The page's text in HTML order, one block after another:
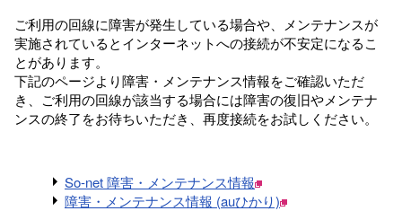
ご利用の回線に障害が発生している場合や、メンテナンスが
実施されているとインターネットへの接続が不安定になるこ
とがあります。
下記のページより障害・メンテナンス情報をご確認いただ
き、ご利用の回線が該当する場合には障害の復旧やメンテナ
ンスの終了をお待ちいただき、再度接続をお試しください。
So-net 障害・メンテナンス情報
障害・メンテナンス情報 (auひかり)